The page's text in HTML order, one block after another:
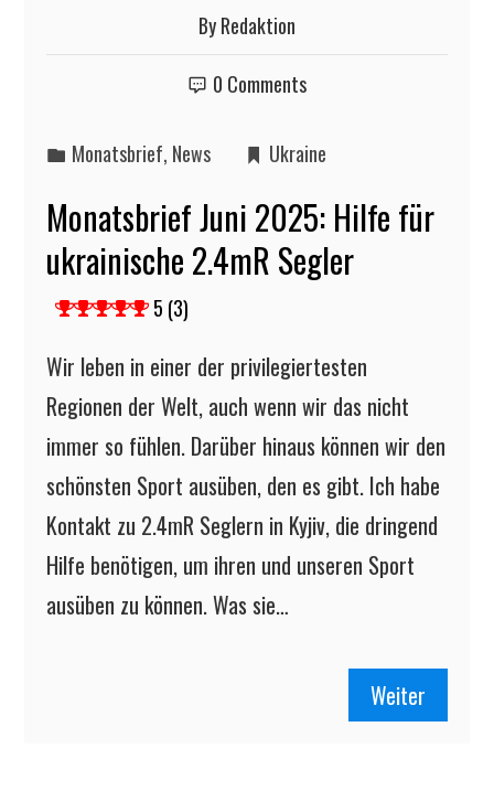
ByRedaktion
0 Comments
Monatsbrief, News Ukraine
Monatsbrief Juni 2025: Hilfe für
ukrainische 2.4mR Segler
5 (3)
Wir leben in einer der privilegiertesten
Regionen der Welt, auch wenn wir das nicht
immer so fühlen. Darüber hinaus können wir den
schönsten Sport ausüben, den es gibt. Ich habe
Kontakt zu 2.4mR Seglern in Kyjiv, die dringend
Hilfe benötigen, um ihren und unseren Sport
ausüben zu können. Was sie…
Weiter